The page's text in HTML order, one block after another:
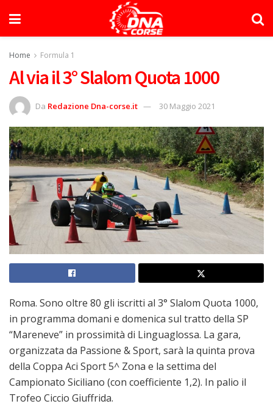
Home Formula 1
Al via il 3° Slalom Quota 1000
Da Redazione Dna-corse.it 30 Maggio 2021
Roma. Sono oltre 80 gli iscritti al 3° Slalom Quota 1000,
in programma domani e domenica sul tratto della SP
“Mareneve” in prossimità di Linguaglossa. La gara,
organizzata da Passione & Sport, sarà la quinta prova
della Coppa Aci Sport 5^ Zona e la settima del
Campionato Siciliano (con coefficiente 1,2). In palio il
Trofeo Ciccio Giuffrida.